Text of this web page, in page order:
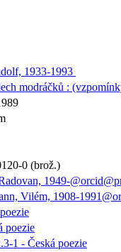
1933-1993
modráčků :
0 (brož.)
1949-
Vilém, 1908-
poezie
1 - Česká poezie